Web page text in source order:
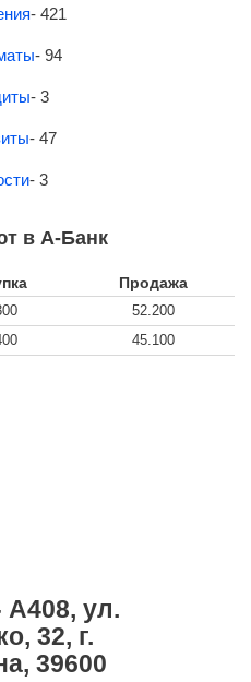
- 421
- 94
- 3
- 47
- 3
в А-Банк
Продажа
52.200
45.100
ул.
32, г.
39600